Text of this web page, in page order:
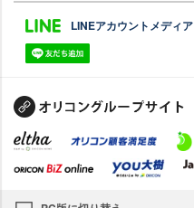
LINEアカウントメディア